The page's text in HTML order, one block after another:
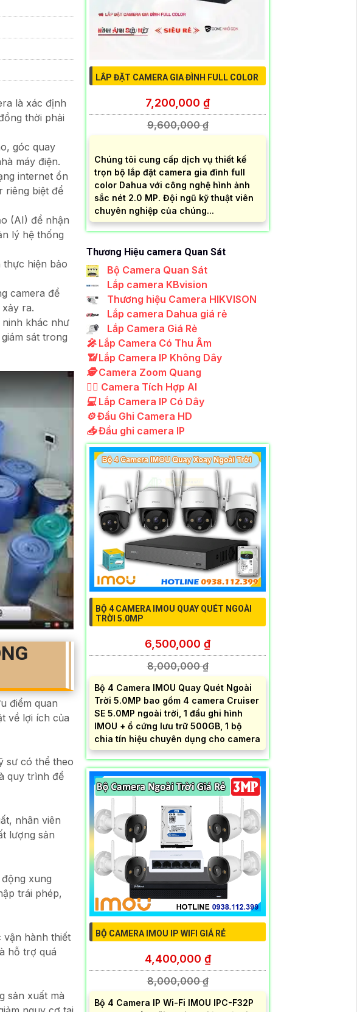
là xác định
thời phải
góc quay
máy điện.
internet ổn
riêng biệt để
(AI) để nhận
lý hệ thống
hiện bảo
camera để
ra.
ninh khác như
sát trong
Sản Xuất Thiết Bị Điện
điểm quan
về lợi ích của
sư có thể theo
quy trình để
nhân viên
lượng sản
xung
trái phép,
hành thiết
hỗ trợ quá
sản xuất mà
LẮP ĐẶT CAMERA GIA ĐÌNH FULL COLOR
7,200,000 ₫
9,600,000 ₫
Chúng tôi cung cấp dịch vụ thiết kế
trọn bộ lắp đặt camera gia đình full
color Dahua với công nghệ hình ảnh
sắc nét 2.0 MP. Đội ngũ kỹ thuật viên
chuyên nghiệp của chúng...
Thương Hiệu camera Quan Sát
Bộ Camera Quan Sát
Lắp camera KBvision
Thương hiệu Camera HIKVISON
Lắp camera Dahua giá rẻ
Lắp Camera Giá Rẻ
️🎤️ Lắp Camera Có Thu Âm
📶Lắp Camera IP Không Dây
🕵️Camera Zoom Quang
🧛‍♀️ Camera Tích Hợp AI
💻Lắp Camera IP Có Dây
⚙️Đầu Ghi Camera HD
📥Đầu ghi camera IP
BỘ 4 CAMERA IMOU QUAY QUÉT NGOÀI
TRỜI 5.0MP
6,500,000 ₫
8,000,000 ₫
Bộ 4 Camera IMOU Quay Quét Ngoài
Trời 5.0MP bao gồm 4 camera Cruiser
SE 5.0MP ngoài trời, 1 đầu ghi hình
IMOU + ổ cứng lưu trữ 500GB, 1 bộ
chia tín hiệu chuyên dụng cho camera
BỘ CAMERA IMOU IP WIFI GIÁ RẺ
4,400,000 ₫
8,000,000 ₫
Bộ 4 Camera IP Wi-Fi IMOU IPC-F32P